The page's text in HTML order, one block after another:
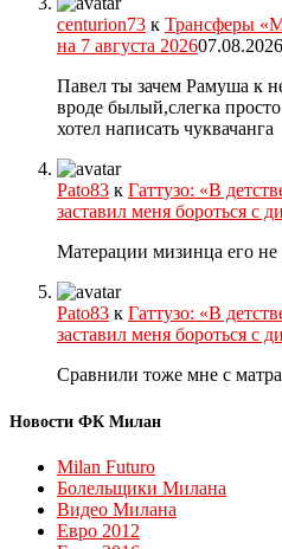
centurion73 к Трансферы
на 7 августа 202607.08.2026
Павел ты зачем Рамуша к
вроде былый,слегка
хотел написать чуквачанга
Pato83 к Гаттузо: «В
заставил меня бороться с
Матерации мизинца его не
Pato83 к Гаттузо: «В
заставил меня бороться с
Сравнили тоже мне с
Новости ФК Милан
Milan Futuro
Болельщики Милана
Видео Милана
Евро 2012